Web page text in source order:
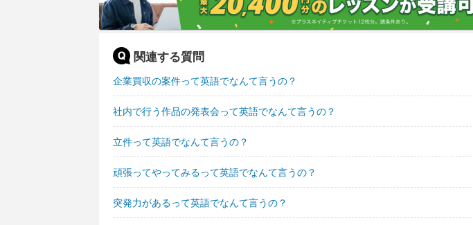
関連する質問
企業買収の案件って英語でなんて言うの？
社内で行う作品の発表会って英語でなんて言うの？
立件って英語でなんて言うの？
頑張ってやってみるって英語でなんて言うの？
突発力があるって英語でなんて言うの？